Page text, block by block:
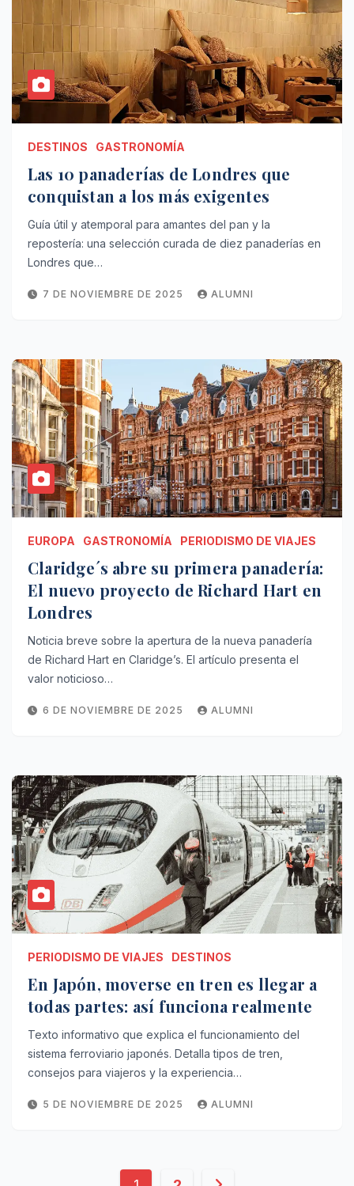
DESTINOS GASTRONOMÍA
Las 10 panaderías de Londres que
conquistan a los más exigentes
Guía útil y atemporal para amantes del pan y la
repostería: una selección curada de diez panaderías en
Londres que…
7 DE NOVIEMBRE DE 2025 ALUMNI
EUROPA GASTRONOMÍA PERIODISMO DE VIAJES
Claridge´s abre su primera panadería:
El nuevo proyecto de Richard Hart en
Londres
Noticia breve sobre la apertura de la nueva panadería
de Richard Hart en Claridge’s. El artículo presenta el
valor noticioso…
6 DE NOVIEMBRE DE 2025 ALUMNI
PERIODISMO DE VIAJES DESTINOS
En Japón, moverse en tren es llegar a
todas partes: así funciona realmente
Texto informativo que explica el funcionamiento del
sistema ferroviario japonés. Detalla tipos de tren,
consejos para viajeros y la experiencia…
5 DE NOVIEMBRE DE 2025 ALUMNI